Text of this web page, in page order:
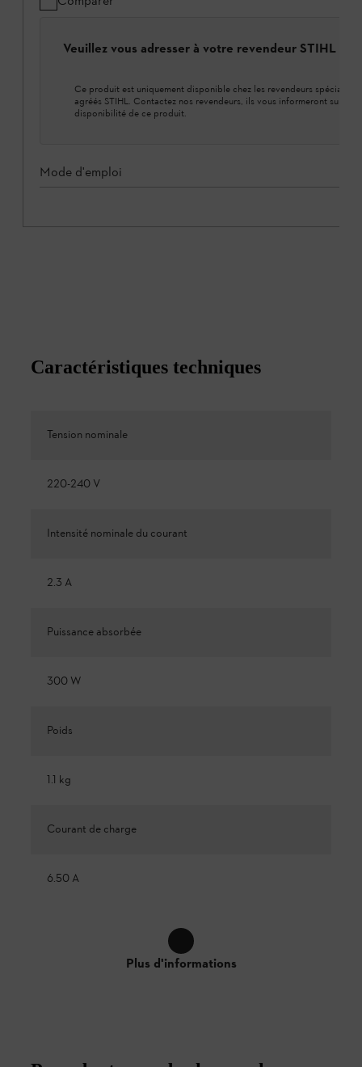
Veuillez vous adresser à votre revendeur STIHL
Ce produit est uniquement disponible chez les revendeurs spécialisés
agréés STIHL. Contactez nos revendeurs, ils vous informeront sur la
disponibilité de ce produit.
Mode d'emploi
Caractéristiques techniques
Tension nominale
220-240 V
Intensité nominale du courant
2.3 A
Puissance absorbée
300 W
Poids
1.1 kg
Courant de charge
6.50 A
Plus d'informations